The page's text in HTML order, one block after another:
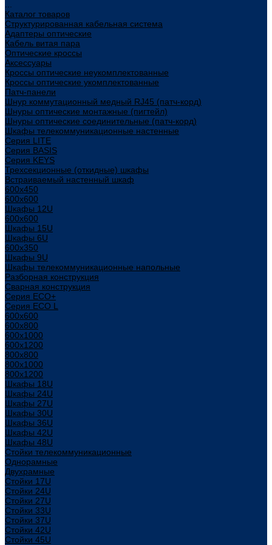
Каталог товаров
Структурированная кабельная система
Адаптеры оптические
Кабель витая пара
Оптические кроссы
Аксессуары
Кроссы оптические неукомплектованные
Кроссы оптические укомплектованные
Патч-панели
Шнур коммутационный медный RJ45 (патч-корд)
Шнуры оптические монтажные (пигтейл)
Шнуры оптические соединительные (патч-корд)
Шкафы телекоммуникационные настенные
Cерия LITE
Cерия BASIS
Cерия KEYS
Трехсекционные (откидные) шкафы
Встраиваемый настенный шкаф
600x450
600x600
Шкафы 12U
600x600
Шкафы 15U
Шкафы 6U
600x350
Шкафы 9U
Шкафы телекоммуникационные напольные
Разборная конструкция
Сварная конструкция
Серия ECO+
Серия ECO L
600x600
600x800
600х1000
600х1200
800x800
800х1000
800х1200
Шкафы 18U
Шкафы 24U
Шкафы 27U
Шкафы 30U
Шкафы 36U
Шкафы 42U
Шкафы 48U
Стойки телекоммуникационные
Однорамные
Двухрамные
Стойки 17U
Стойки 24U
Стойки 27U
Стойки 33U
Стойки 37U
Стойки 42U
Стойки 45U